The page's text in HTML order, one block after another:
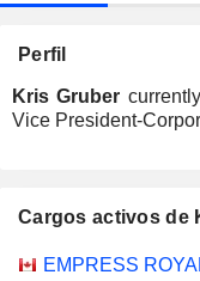
Perfil
Kris Gruber
Vice President-
Cargos activos de
Empresas Cargo
EMPRESS